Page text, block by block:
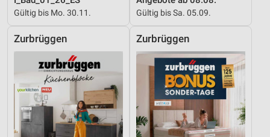
Gültig bis Mo. 30.11. Gültig bis Sa. 05.09.
Zurbrüggen Zurbrüggen